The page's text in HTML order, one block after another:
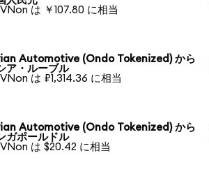
は ￥107.80 に相当
Automotive (Ondo Tokenized) から
ア・ルーブル
は ₽1,314.36 に相当
Automotive (Ondo Tokenized) から
ガポールドル
は $20.42 に相当